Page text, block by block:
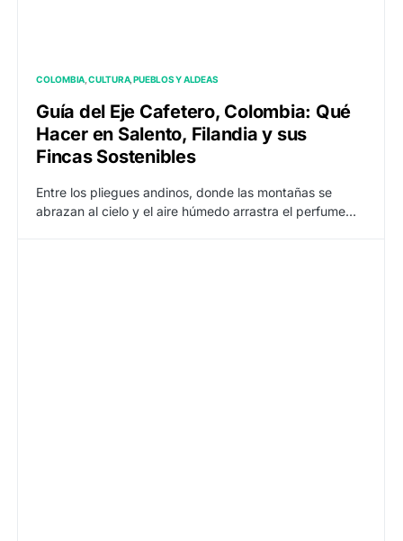
COLOMBIA CULTURA PUEBLOS Y ALDEAS
Guía del Eje Cafetero, Colombia: Qué
Hacer en Salento, Filandia y sus
Fincas Sostenibles
Entre los pliegues andinos, donde las montañas se
abrazan al cielo y el aire húmedo arrastra el perfume…